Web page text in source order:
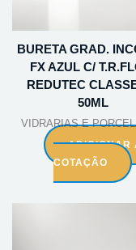
BURETA GRAD.
FX AZUL C/
REDUTEC
50ML
VIDRARIAS E
ADICIONAR
COTAÇÃO